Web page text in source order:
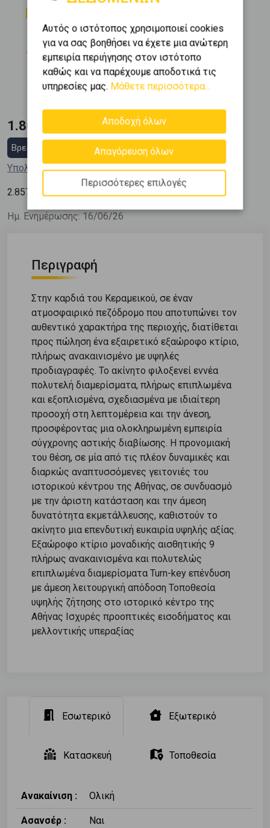
Δωμάτια
Μπάνια
Όροφος
0 (Ισόγειο)
Εμβαδόν
630 m
Κατασκευή
1978
1.800.000 €
Βρες στεγαστικό δάνειο
Υπολόγισε τη δόση μου
2.857 € / m
Ημ. Ενημέρωσης: 16/06/26
Περιγραφή
Στην καρδιά του Κεραμεικού, σε έναν
ατμοσφαιρικό πεζόδρομο που αποτυπώνει τον
αυθεντικό χαρακτήρα της περιοχής, διατίθεται
προς πώληση ένα εξαιρετικό εξαώροφο κτίριο,
πλήρως ανακαινισμένο με υψηλές
προδιαγραφές. Το ακίνητο φιλοξενεί εννέα
πολυτελή διαμερίσματα, πλήρως επιπλωμένα
και εξοπλισμένα, σχεδιασμένα με ιδιαίτερη
προσοχή στη λεπτομέρεια και την άνεση,
προσφέροντας μια ολοκληρωμένη εμπειρία
σύγχρονης αστικής διαβίωσης. Η προνομιακή
του θέση, σε μία από τις πλέον δυναμικές και
διαρκώς αναπτυσσόμενες γειτονιές του
ιστορικού κέντρου της Αθήνας, σε συνδυασμό
με την άριστη κατάσταση και την άμεση
δυνατότητα εκμετάλλευσης, καθιστούν το
ακίνητο μια επενδυτική ευκαιρία υψηλής αξίας.
Εξαώροφο κτίριο μοναδικής αισθητικής 9
πλήρως ανακαινισμένα και πολυτελώς
επιπλωμένα διαμερίσματα Turn-key επένδυση
με άμεση λειτουργική απόδοση Τοποθεσία
υψηλής ζήτησης στο ιστορικό κέντρο της
Αθήνας Ισχυρές προοπτικές εισοδήματος και
μελλοντικής υπεραξίας
Εσωτερικό Εξωτερικό
Κατασκευή Τοποθεσία
Ανακαίνιση : Ολική
Ασανσέρ : Ναι
Αυτός ο ιστότοπος χρησιμοποιεί cookies
για να σας βοηθήσει να έχετε μια ανώτερη
εμπειρία περιήγησης στον ιστότοπο
καθώς και να παρέχουμε αποδοτικά τις
υπηρεσίες μας. Μάθετε περισσότερα...
Αποδοχή όλων
Απαγόρευση όλων
Περισσότερες επιλογές